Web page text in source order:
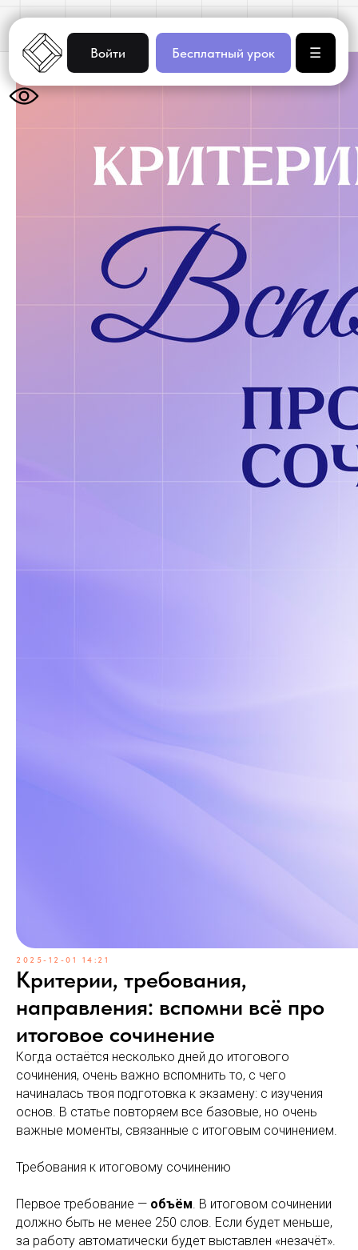
Бесплатный урок
Войти
2025-12-01 14:21
Критерии, требования,
направления: вспомни всё про
итоговое сочинение
Когда остаётся несколько дней до итогового
сочинения, очень важно вспомнить то, с чего
начиналась твоя подготовка к экзамену: с изучения
основ. В статье повторяем все базовые, но очень
важные моменты, связанные с итоговым сочинением.
Требования к итоговому сочинению
Первое требование — объём. В итоговом сочинении
должно быть не менее 250 слов. Если будет меньше,
за работу автоматически будет выставлен «незачёт».